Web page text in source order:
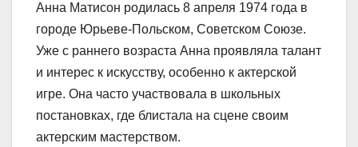
Анна Матисон родилась 8 апреля 1974 года в
городе Юрьеве-Польском, Советском Союзе.
Уже с раннего возраста Анна проявляла талант
и интерес к искусству, особенно к актерской
игре. Она часто участвовала в школьных
постановках, где блистала на сцене своим
актерским мастерством.